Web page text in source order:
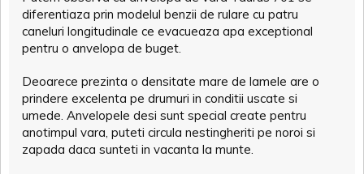
diferentiaza prin modelul benzii de rulare cu patru
caneluri longitudinale ce evacueaza apa exceptional
pentru o anvelopa de buget.
Deoarece prezinta o densitate mare de lamele are o
prindere excelenta pe drumuri in conditii uscate si
umede. Anvelopele desi sunt special create pentru
anotimpul vara, puteti circula nestingheriti pe noroi si
zapada daca sunteti in vacanta la munte.